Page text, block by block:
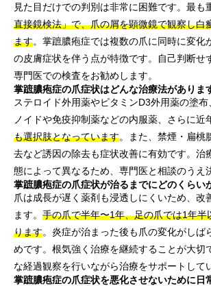
見た目だけでの判別は非常に困難です。最も
直接鏡検法」で、爪の屑を顕微鏡で観察し白
ます。掌蹠膿疱症では複数の爪に同時に変化
の皮膚症状を伴う点が特徴です。自己判断せ
専門医での検査をお勧めします。
掌蹠膿疱症の爪症状はどんな治療法がありま
ステロイド外用薬やビタミンD3外用薬の塗
ノイドや免疫抑制薬などの内服薬、さらに近
も選択肢となっています。また、禁煙・扁桃
去など誘因の除去も症状改善に有効です。治
態によって異なるため、専門医と相談のうえ
掌蹠膿疱症の爪症状が治るまでにどのくらい
爪は成長が遅く薬剤も浸透しにくいため、改
ます。 手の爪で半年〜1年、足の爪では1年半
ります。炎症が治まった後も爪の変化がしば
めです。根気強く治療を継続することが大切
な経過観察を行いながら治療をサポートして
掌蹠膿疱症の爪症状を悪化させないために日